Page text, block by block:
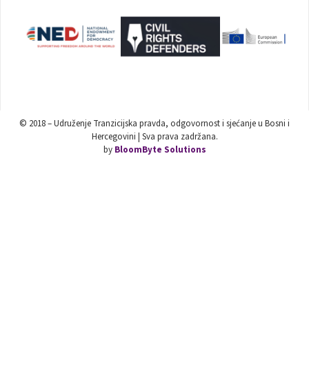
© 2018 – Udruženje Tranzicijska pravda, odgovornost i sjećanje u Bosni i
Hercegovini | Sva prava zadržana.
by BloomByte Solutions